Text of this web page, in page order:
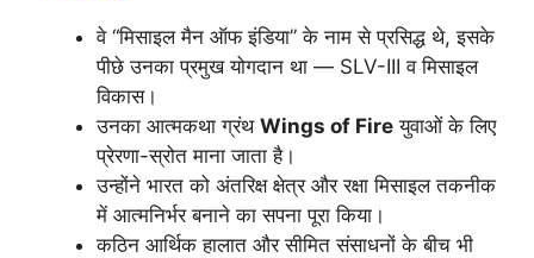
वे “मिसाइल मैन ऑफ इंडिया” के नाम से प्रसिद्ध थे, इसके
पीछे उनका प्रमुख योगदान था — SLV-III व मिसाइल
विकास।
उनका आत्मकथा ग्रंथ Wings of Fire युवाओं के लिए
प्रेरणा-स्रोत माना जाता है।
उन्होंने भारत को अंतरिक्ष क्षेत्र और रक्षा मिसाइल तकनीक
में आत्मनिर्भर बनाने का सपना पूरा किया।
कठिन आर्थिक हालात और सीमित संसाधनों के बीच भी